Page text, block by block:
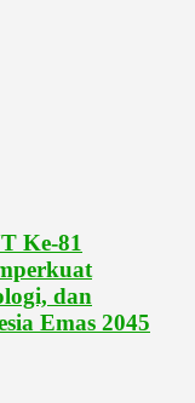
Ke-81
dan
Emas 2045